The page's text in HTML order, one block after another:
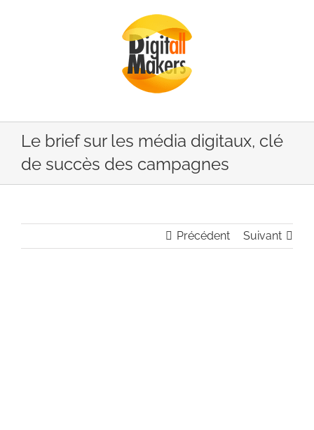
Le brief sur les média digitaux, clé
de succès des campagnes
Précédent Suivant